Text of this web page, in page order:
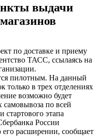
выдачи
по доставке и приему
ТАСС, ссылаясь на
пилотным. На данный
только в трех отделениях
возможно будет
самовывоза по всей
этапа
России
его расширении, сообщает